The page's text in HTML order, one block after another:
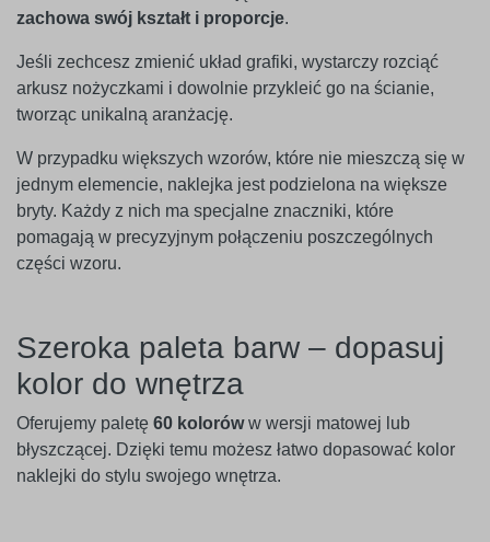
zachowa swój kształt i proporcje.
Jeśli zechcesz zmienić układ grafiki, wystarczy rozciąć
arkusz nożyczkami i dowolnie przykleić go na ścianie,
tworząc unikalną aranżację.
W przypadku większych wzorów, które nie mieszczą się w
jednym elemencie, naklejka jest podzielona na większe
bryty. Każdy z nich ma specjalne znaczniki, które
pomagają w precyzyjnym połączeniu poszczególnych
części wzoru.
Szeroka paleta barw – dopasuj
kolor do wnętrza
Oferujemy paletę 60 koloróww wersji matowej lub
błyszczącej. Dzięki temu możesz łatwo dopasować kolor
naklejki do stylu swojego wnętrza.